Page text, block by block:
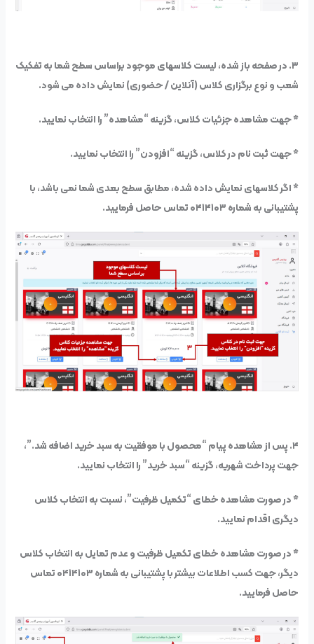
۳. در صفحه باز شده، لیست کلاسهای موجود براساس سطح شما به تفکیک
شعب و نوع برگزاری کلاس (آنلاین / حضوری) نمایش داده می شود.
* جهت مشاهده جزئیات کلاس، گزینه “مشاهده” را انتخاب نمایید.
* جهت ثبت نام در کلاس، گزینه “افزودن” را انتخاب نمایید.
* اگر کلاسهای نمایش داده شده، مطابق سطح بعدی شما نمی باشد، با
پشتیبانی به شماره ۰۴۱۴۱۰۳ تماس حاصل فرمایید.
۴. پس از مشاهده پیام “محصول با موفقیت به سبد خرید اضافه شد.”،
جهت پرداخت شهریه، گزینه “سبد خرید” را انتخاب نمایید.
* در صورت مشاهده خطای “تکمیل ظرفیت”، نسبت به انتخاب کلاس
دیگری اقدام نمایید.
* در صورت مشاهده خطای تکمیل ظرفیت و عدم تمایل به انتخاب کلاس
دیگر، جهت کسب اطلاعات بیشتر با پشتیبانی به شماره ۰۴۱۴۱۰۳ تماس
حاصل فرمایید.